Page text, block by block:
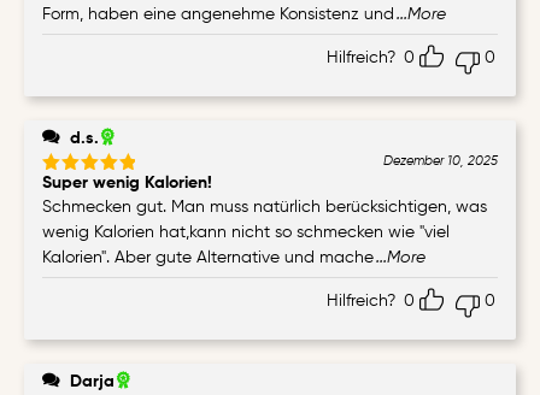
Form, haben eine angenehme Konsistenz und ...More
Hilfreich? 0 0
d.s.
Bewertet
mit5von
Dezember 10, 2025
Super wenig Kalorien!
Schmecken gut. Man muss natürlich berücksichtigen, was
wenig Kalorien hat,kann nicht so schmecken wie "viel
Kalorien". Aber gute Alternative und mache...More
Hilfreich? 0 0
Darja